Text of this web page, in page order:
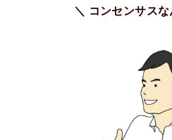
＼ コンセンサス